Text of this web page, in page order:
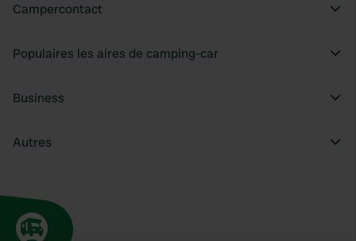
Campercontact
Populaires les aires de camping-car
Business
Autres